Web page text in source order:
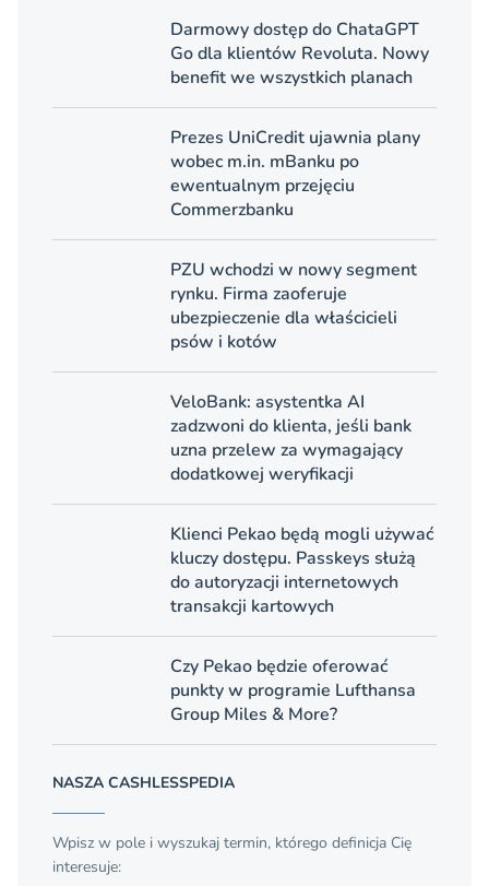
Darmowy dostęp do ChataGPT
Go dla klientów Revoluta. Nowy
benefit we wszystkich planach
Prezes UniCredit ujawnia plany
wobec m.in. mBanku po
ewentualnym przejęciu
Commerzbanku
PZU wchodzi w nowy segment
rynku. Firma zaoferuje
ubezpieczenie dla właścicieli
psów i kotów
VeloBank: asystentka AI
zadzwoni do klienta, jeśli bank
uzna przelew za wymagający
dodatkowej weryfikacji
Klienci Pekao będą mogli używać
kluczy dostępu. Passkeys służą
do autoryzacji internetowych
transakcji kartowych
Czy Pekao będzie oferować
punkty w programie Lufthansa
Group Miles & More?
NASZA CASHLESSPEDIA
Wpisz w pole i wyszukaj termin, którego definicja Cię
interesuje: